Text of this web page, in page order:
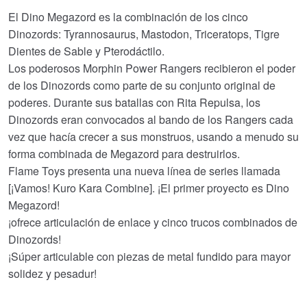
original
era:
€528.60.
actual
es:
€504.01.
El Dino Megazord es la combinación de los cinco
Dinozords: Tyrannosaurus, Mastodon, Triceratops, Tigre
Dientes de Sable y Pterodáctilo.
Los poderosos Morphin Power Rangers recibieron el poder
de los Dinozords como parte de su conjunto original de
poderes. Durante sus batallas con Rita Repulsa, los
Dinozords eran convocados al bando de los Rangers cada
vez que hacía crecer a sus monstruos, usando a menudo su
forma combinada de Megazord para destruirlos.
Flame Toys presenta una nueva línea de series llamada
[¡Vamos! Kuro Kara Combine]. ¡El primer proyecto es Dino
Megazord!
¡ofrece articulación de enlace y cinco trucos combinados de
Dinozords!
¡Súper articulable con piezas de metal fundido para mayor
solidez y pesadur!